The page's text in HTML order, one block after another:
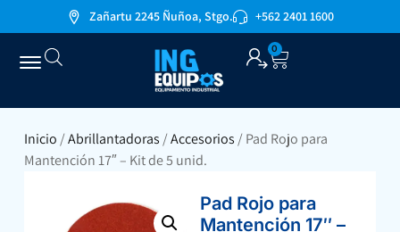
Zañartu 2245 Ñuñoa, Stgo. +562 2401 1600
0
Inicio/Abrillantadoras/Accesorios/ Pad Rojo para
Mantención 17″ – Kit de 5 unid.
Pad Rojo para
Mantención 17″ –